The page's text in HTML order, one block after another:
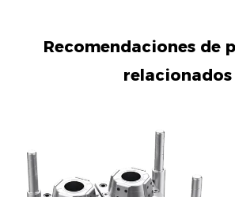
Recomendaciones de
relacionados